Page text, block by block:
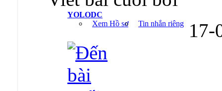
YOLODC
Xem Hồ sơ
Tin nhắn riêng